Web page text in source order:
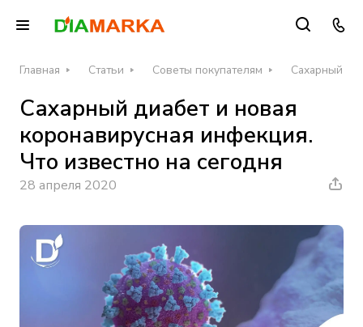
Главная Статьи Советы покупателям Сахарный
Сахарный диабет и новая
коронавирусная инфекция.
Что известно на сегодня
28 апреля 2020